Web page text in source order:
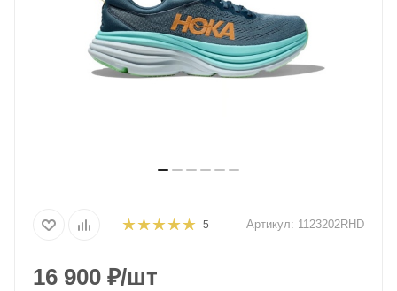
5 Артикул: 1123202RHD
16 900 ₽/шт